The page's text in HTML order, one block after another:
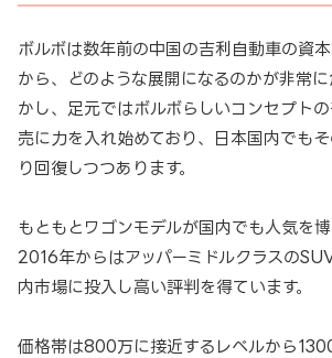
ボルボは数年前の中国の吉利自動車の資
から、どのような展開になるのかが非常
かし、足元ではボルボらしいコンセプト
売に力を入れ始めており、日本国内でも
り回復しつつあります。
もともとワゴンモデルが国内でも人気を博
2016年からはアッパーミドルクラスの
内市場に投入し高い評判を得ています。
価格帯は800万に接近するレベルから